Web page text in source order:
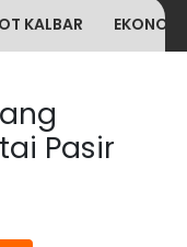
KALBAR
Pasir